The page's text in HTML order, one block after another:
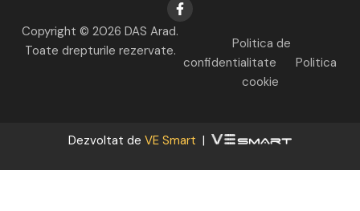
Copyright © 2026 DAS Arad.
Toate drepturile rezervate.
Politica de
confidentialitate
Politica
cookie
Dezvoltat de VE Smart |